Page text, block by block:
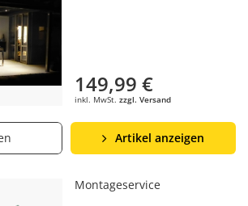
149,99 €
inkl. MwSt. zzgl. Versand
Artikel anzeigen
Montageservice